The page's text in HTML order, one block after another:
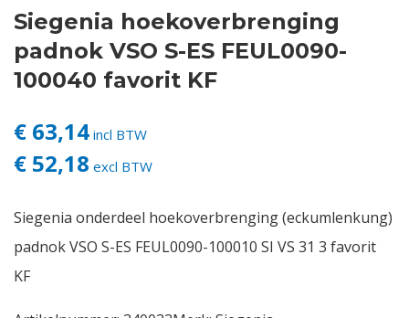
Login
Vacatures
Siegenia hoekoverbrenging
padnok VSO S-ES FEUL0090-
100040 favorit KF
€ 63,14 incl BTW
€ 52,18 excl BTW
Siegenia onderdeel hoekoverbrenging (eckumlenkung)
padnok VSO S-ES FEUL0090-100010 SI VS 31 3 favorit
KF